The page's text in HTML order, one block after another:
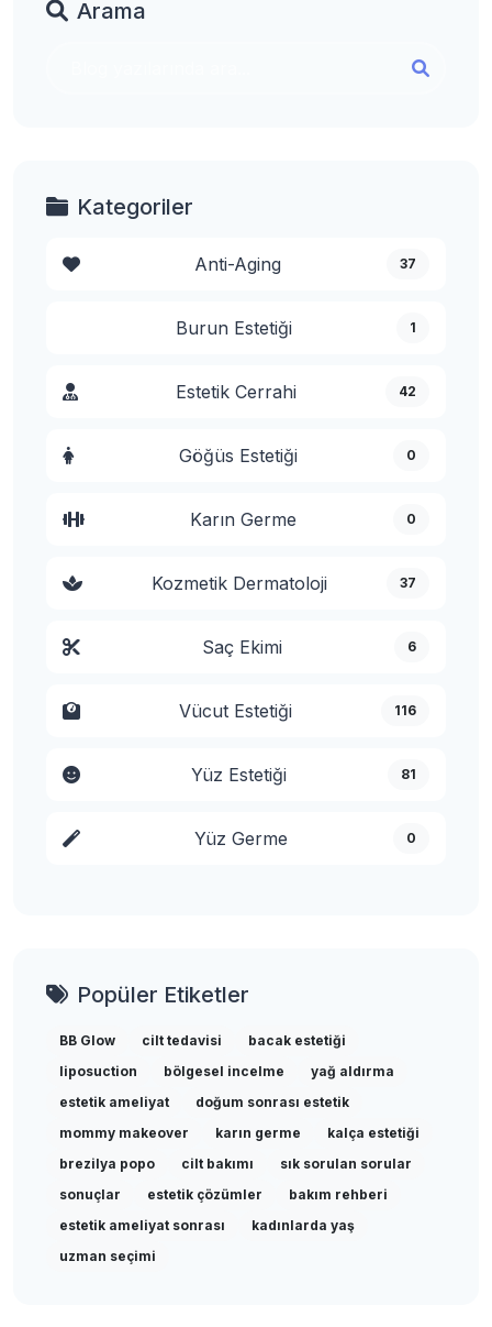
Arama
Kategoriler
Anti-Aging 37
Burun Estetiği 1
Estetik Cerrahi 42
Göğüs Estetiği 0
Karın Germe 0
Kozmetik Dermatoloji 37
Saç Ekimi 6
Vücut Estetiği 116
Yüz Estetiği 81
Yüz Germe 0
Popüler Etiketler
BB Glow cilt tedavisi
bacak estetiği
liposuction
bölgesel incelme
yağ aldırma
estetik ameliyat
doğum sonrası estetik
mommy makeover
karın germe
kalça estetiği
brezilya popo
cilt bakımı
sık sorulan sorular
sonuçlar
estetik çözümler
bakım rehberi
estetik ameliyat sonrası
kadınlarda yaş
uzman seçimi